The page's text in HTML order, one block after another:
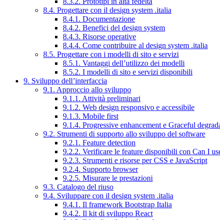
8.4. Progettare con il design system .italia
8.4.1. Documentazione
8.4.2. Benefici del design system
8.4.3. Risorse operative
8.4.4. Come contribuire al design system .italia
8.5. Progettare con i modelli di sito e servizi
8.5.1. Vantaggi dell’utilizzo dei modelli
8.5.2. I modelli di sito e servizi disponibili
9. Sviluppo dell’interfaccia
9.1. Approccio allo sviluppo
9.1.1. Attività preliminari
9.1.2. Web design responsivo e accessibile
9.1.3. Mobile first
9.1.4. Progressive enhancement e Graceful
9.2. Strumenti di supporto allo sviluppo del software
9.2.1. Feature detection
9.2.2. Verificare le feature disponibili con Can I
9.2.3. Strumenti e risorse per CSS e JavaScript
9.2.4. Supporto browser
9.2.5. Misurare le prestazioni
9.3. Catalogo del riuso
9.4. Sviluppare con il design system .italia
9.4.1. Il framework Bootstrap Italia
9.4.2. Il kit di sviluppo React